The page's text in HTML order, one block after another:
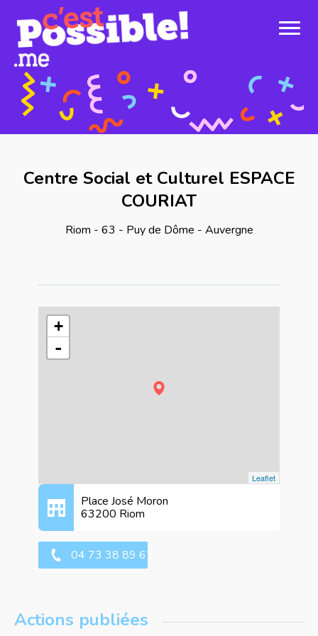
Centre Social et Culturel ESPACE
COURIAT
Riom - 63 - Puy de Dôme - Auvergne
+
-
Leaflet
Place José Moron
63200 Riom
04 73 38 89 67
Actions publiées